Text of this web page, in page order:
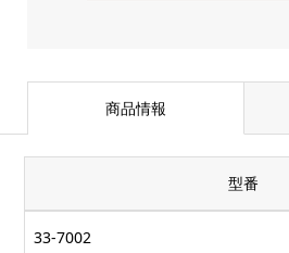
商品情報
型番
33-7002